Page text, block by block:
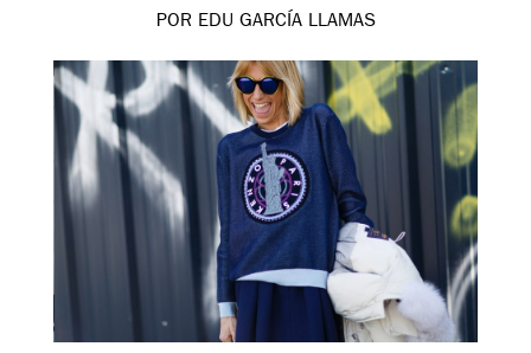
POR EDU GARCÍA LLAMAS